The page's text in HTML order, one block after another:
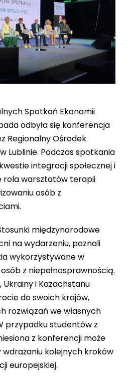
Spotkań Ekonomii
odbyła się konferencja
Regionalny Ośrodek
Lublinie. Podczas spotkania
integracji społecznej i
rola warsztatów terapii
osób z
międzynarodowe
na wydarzeniu, poznali
wykorzystywane w
z niepełnosprawnością.
Ukrainy i Kazachstanu
do swoich krajów,
rozwiązań we własnych
przypadku studentów z
z konferencji może
kolejnych kroków
europejskiej.